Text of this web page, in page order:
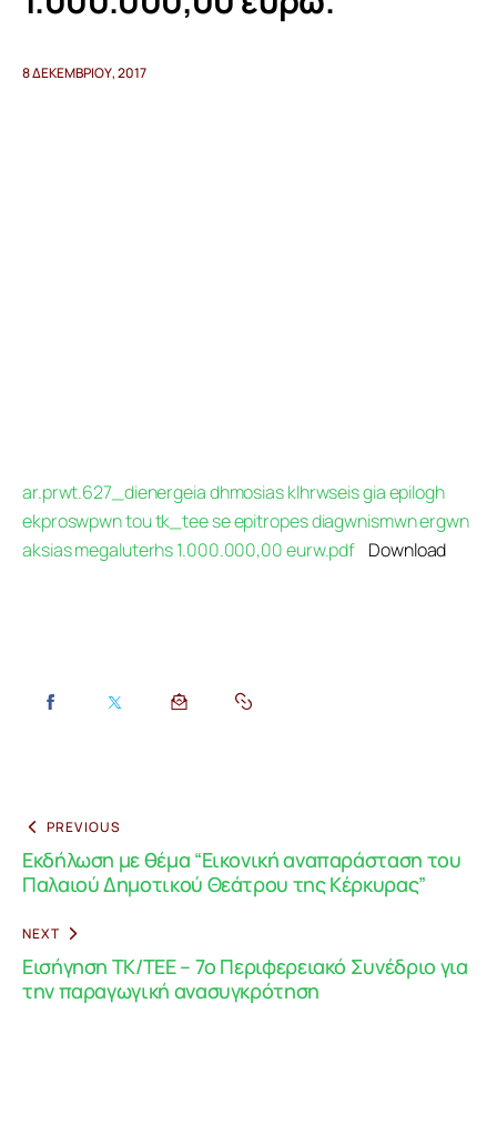
8 ΔΕΚΕΜΒΡΊΟΥ, 2017
ar.prwt.627_dienergeia dhmosias klhrwseis gia epilogh
ekproswpwn tou tk_tee se epitropes diagwnismwn ergwn
aksias megaluterhs 1.000.000,00 eurw.pdf Download
PREVIOUS
Εκδήλωση με θέμα “Εικονική αναπαράσταση του
Παλαιού Δημοτικού Θεάτρου της Κέρκυρας”
NEXT
Εισήγηση ΤΚ/ΤΕΕ – 7o Περιφερειακό Συνέδριο για
την παραγωγική ανασυγκρότηση